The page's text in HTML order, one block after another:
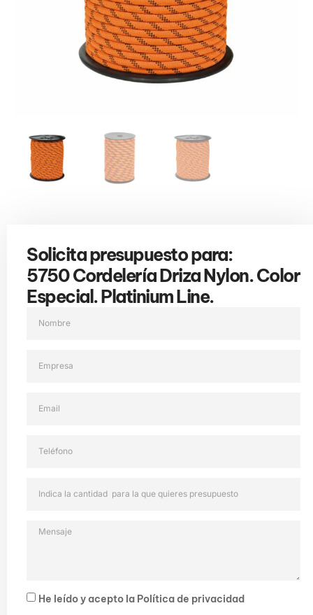
Solicita presupuesto para:
5750 Cordelería Driza Nylon. Color
Especial. Platinium Line.
He leído y acepto la Política de privacidad